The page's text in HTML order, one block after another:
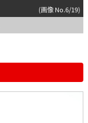
(画像 No.6/19)